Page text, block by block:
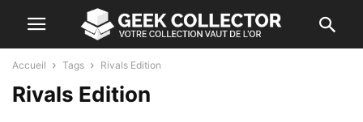
Accueil Tags Rivals Edition
Rivals Edition